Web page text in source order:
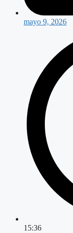
mayo 9, 2026
15:36